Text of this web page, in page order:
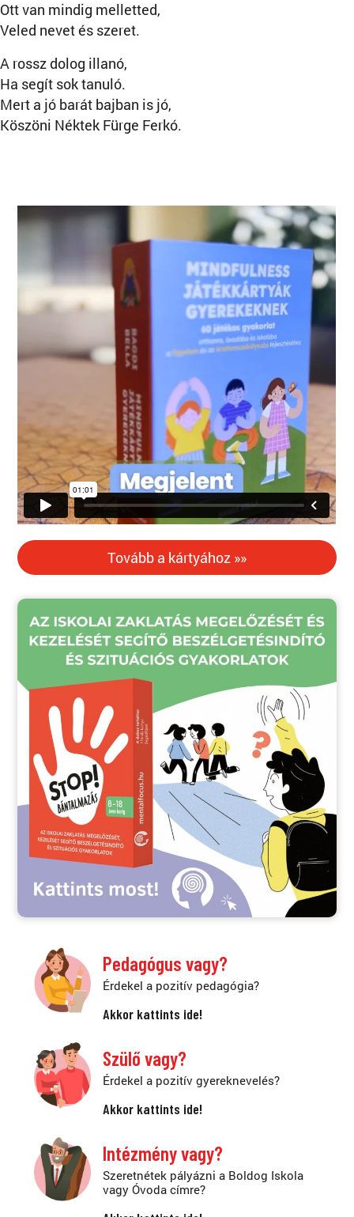
Ott van mindig melletted,
Veled nevet és szeret.
A rossz dolog illanó,
Ha segít sok tanuló.
Mert a jó barát bajban is jó,
Köszöni Néktek Fürge Ferkó.
Tovább a kártyához »»
Pedagógus vagy?
Érdekel a pozitív pedagógia?
Akkor kattints ide!
Szülő vagy?
Érdekel a pozitív gyereknevelés?
Akkor kattints ide!
Intézmény vagy?
Szeretnétek pályázni a Boldog Iskola
vagy Óvoda címre?